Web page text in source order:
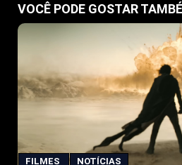
VOCÊ PODE GOSTAR
FILMES NOTÍCIAS